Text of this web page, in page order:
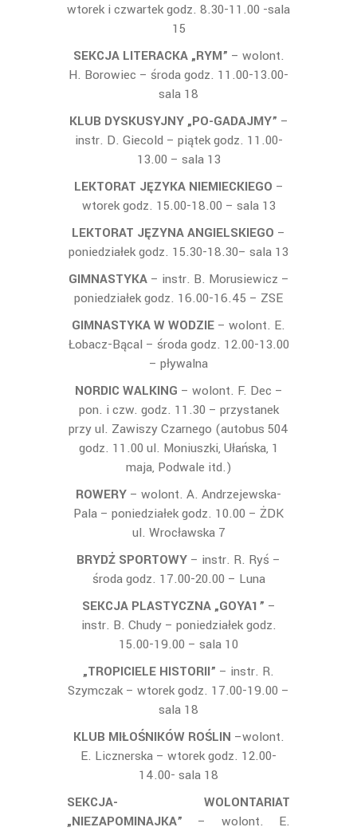
wtorek i czwartek godz. 8.30-11.00 -sala
15
SEKCJA LITERACKA „RYM” – wolont.
H. Borowiec – środa godz. 11.00-13.00-
sala 18
KLUB DYSKUSYJNY „PO-GADAJMY” –
instr. D. Giecold – piątek godz. 11.00-
13.00 – sala 13
LEKTORAT JĘZYKA NIEMIECKIEGO –
wtorek godz. 15.00-18.00 – sala 13
LEKTORAT JĘZYNA ANGIELSKIEGO –
poniedziałek godz. 15.30-18.30– sala 13
GIMNASTYKA– instr. B. Morusiewicz –
poniedziałek godz. 16.00-16.45 – ZSE
GIMNASTYKA W WODZIE – wolont. E.
Łobacz-Bącal – środa godz. 12.00-13.00
– pływalna
NORDIC WALKING – wolont. F. Dec –
pon. i czw. godz. 11.30 – przystanek
przy ul. Zawiszy Czarnego (autobus 504
godz. 11.00 ul. Moniuszki, Ułańska, 1
maja, Podwale itd.)
ROWERY – wolont. A. Andrzejewska-
Pala – poniedziałek godz. 10.00 – ŻDK
ul. Wrocławska 7
BRYDŻ SPORTOWY – instr. R. Ryś –
środa godz. 17.00-20.00 – Luna
SEKCJA PLASTYCZNA „GOYA1” –
instr. B. Chudy – poniedziałek godz.
15.00-19.00 – sala 10
„TROPICIELE HISTORII” – instr. R.
Szymczak – wtorek godz. 17.00-19.00 –
sala 18
KLUB MIŁOŚNIKÓW ROŚLIN –wolont.
E. Licznerska – wtorek godz. 12.00-
14.00- sala 18
SEKCJA- WOLONTARIAT
„NIEZAPOMINAJKA” – wolont. E.